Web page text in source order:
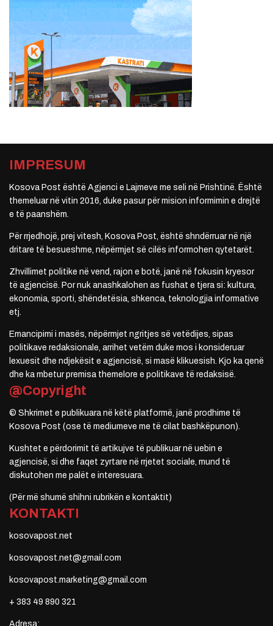
IMPRESUM
Kosova Post është Agjenci e Lajmeve me seli në Prishtinë. Është
themeluar në vitin 2016, duke pasur për mision informimin e drejtë
e të paanshëm.
Për rrjedhojë, prej vitesh, Kosova Post, është shndërruar në një
dritare të besueshme, nëpërmjet së cilës informohen qytetarët.
Zhvillimet politike në vend, rajon e botë, janë në fokusin kryesor
të agjencisë. Por nuk anashkalohen as fushat e tjera si: kultura,
ekonomia, sporti, shëndetësia, shkenca, teknologjia informative
etj.
Emancipimi i masës, nëpërmjet ngritjes së vetëdijes, sipas
politikave redaksionale, arrihet vetëm duke mos i konsideruar
lexuesit dhe ndjekësit e agjencisë, si masë klikuesish. Kjo ka qenë
dhe ka mbetur premisa themelore e politikave të redaksisë.
@Copyright
© Shkrimet e publikuara në këtë platformë, janë prodhime të
Kosova Post (ose të mediumeve me të cilat bashkëpunon).
Kushtet e përdorimit të artikujve të publikuar në uebin e
agjencisë, si dhe faqet zyrtare në rrjetet sociale, mund të
diskutohen me palët e interesuara.
(Për më shumë shihni rubrikën e kontaktit)
KONTAKTI
kosovapost.net
kosovapost.net@gmail.com
kosovapost.marketing@gmail.com
+ 383 49 890 321
Adresa: